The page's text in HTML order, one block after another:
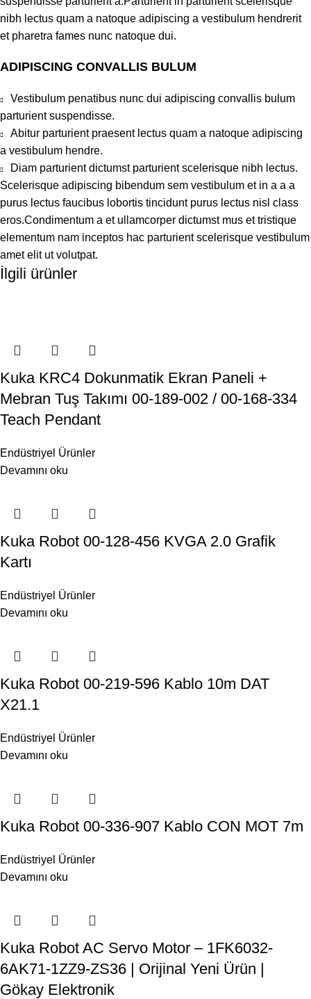
nibh lectus quam a natoque adipiscing a vestibulum hendrerit
et pharetra fames nunc natoque dui.
ADIPISCING CONVALLIS BULUM
Vestibulum penatibus nunc dui adipiscing convallis bulum
parturient suspendisse.
Abitur parturient praesent lectus quam a natoque adipiscing
a vestibulum hendre.
Diam parturient dictumst parturient scelerisque nibh lectus.
Scelerisque adipiscing bibendum sem vestibulum et in a a a
purus lectus faucibus lobortis tincidunt purus lectus nisl class
eros.Condimentum a et ullamcorper dictumst mus et tristique
elementum nam inceptos hac parturient scelerisque vestibulum
amet elit ut volutpat.
İlgili ürünler
Kuka KRC4 Dokunmatik Ekran Paneli +
Mebran Tuş Takımı 00-189-002 / 00-168-334
Teach Pendant
Endüstriyel Ürünler
Devamını oku
Kuka Robot 00-128-456 KVGA 2.0 Grafik
Kartı
Endüstriyel Ürünler
Devamını oku
Kuka Robot 00-219-596 Kablo 10m DAT
X21.1
Endüstriyel Ürünler
Devamını oku
Kuka Robot 00-336-907 Kablo CON MOT 7m
Endüstriyel Ürünler
Devamını oku
Kuka Robot AC Servo Motor – 1FK6032-
6AK71-1ZZ9-ZS36 | Orijinal Yeni Ürün |
Gökay Elektronik